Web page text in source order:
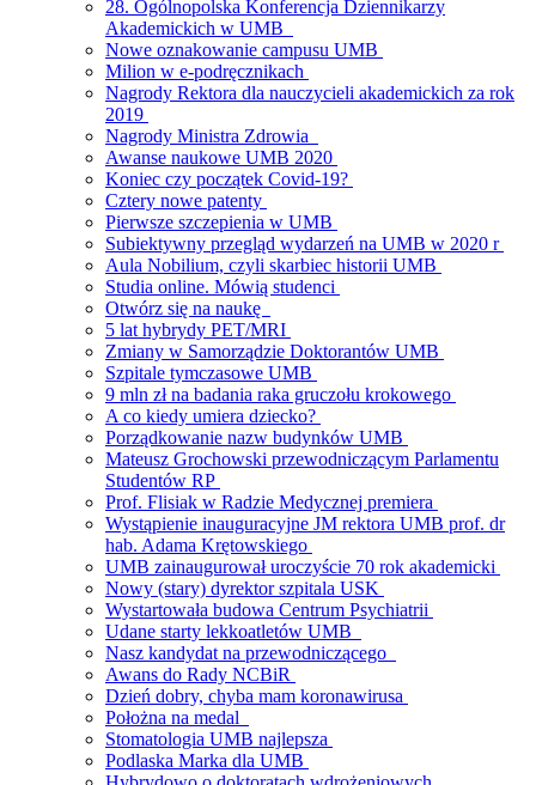
28. Ogólnopolska Konferencja Dziennikarzy
Akademickich w UMB
Nowe oznakowanie campusu UMB
Milion w e-podręcznikach
Nagrody Rektora dla nauczycieli akademickich za rok
2019
Nagrody Ministra Zdrowia
Awanse naukowe UMB 2020
Koniec czy początek Covid-19?
Cztery nowe patenty
Pierwsze szczepienia w UMB
Subiektywny przegląd wydarzeń na UMB w 2020 r
Aula Nobilium, czyli skarbiec historii UMB
Studia online. Mówią studenci
Otwórz się na naukę
5 lat hybrydy PET/MRI
Zmiany w Samorządzie Doktorantów UMB
Szpitale tymczasowe UMB
9 mln zł na badania raka gruczołu krokowego
A co kiedy umiera dziecko?
Porządkowanie nazw budynków UMB
Mateusz Grochowski przewodniczącym Parlamentu
Studentów RP
Prof. Flisiak w Radzie Medycznej premiera
Wystąpienie inauguracyjne JM rektora UMB prof. dr
hab. Adama Krętowskiego
UMB zainaugurował uroczyście 70 rok akademicki
Nowy (stary) dyrektor szpitala USK
Wystartowała budowa Centrum Psychiatrii
Udane starty lekkoatletów UMB
Nasz kandydat na przewodniczącego
Awans do Rady NCBiR
Dzień dobry, chyba mam koronawirusa
Położna na medal
Stomatologia UMB najlepsza
Podlaska Marka dla UMB